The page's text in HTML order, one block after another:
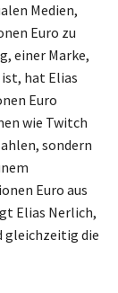
Medien,
Euro zu
einer Marke,
hat Elias
Euro
wie Twitch
sondern
Euro aus
Elias Nerlich,
gleichzeitig die